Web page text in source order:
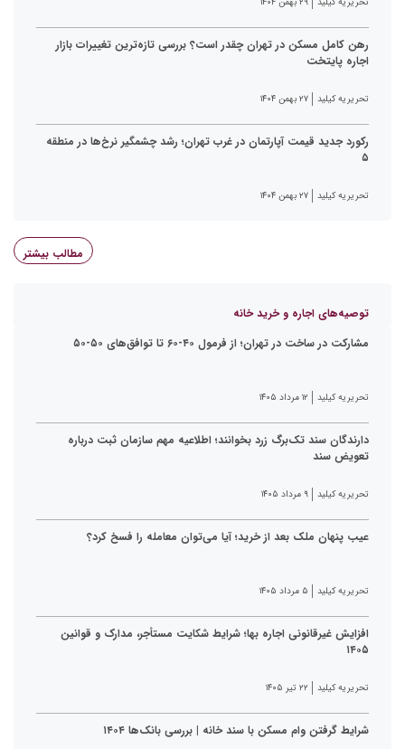
رهن کامل مسکن در تهران چقدر است؟ بررسی تازه‌ترین تغییرات بازار
اجاره پایتخت
تحریریه کیلید ۲۷ بهمن ۱۴۰۴
رکورد جدید قیمت آپارتمان در غرب تهران؛ رشد چشمگیر نرخ‌ها در منطقه
۵
تحریریه کیلید ۲۷ بهمن ۱۴۰۴
مطالب بیشتر
توصیه‌های اجاره و خرید خانه
مشارکت در ساخت در تهران؛ از فرمول ۴۰-۶۰ تا توافق‌های ۵۰-۵۰
تحریریه کیلید ۱۲ مرداد ۱۴۰۵
دارندگان سند تک‌برگ زرد بخوانند؛ اطلاعیه مهم سازمان ثبت درباره
تعویض سند
تحریریه کیلید ۹ مرداد ۱۴۰۵
عیب پنهان ملک بعد از خرید؛ آیا می‌توان معامله را فسخ کرد؟
تحریریه کیلید ۵ مرداد ۱۴۰۵
افزایش غیرقانونی اجاره بها؛ شرایط شکایت مستأجر، مدارک و قوانین
۱۴۰۵
تحریریه کیلید ۲۲ تیر ۱۴۰۵
شرایط گرفتن وام مسکن با سند خانه | بررسی بانک‌ها ۱۴۰۴